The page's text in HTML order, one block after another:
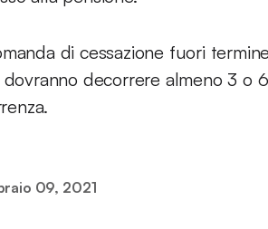
di cessazione fuori
decorrere almeno 3 o
09, 2021